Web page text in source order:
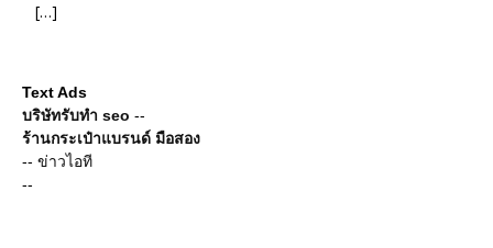
[…]
Text Ads
บริษัทรับทำ seo --
ร้านกระเป๋าแบรนด์ มือสอง
-- ข่าวไอที
--